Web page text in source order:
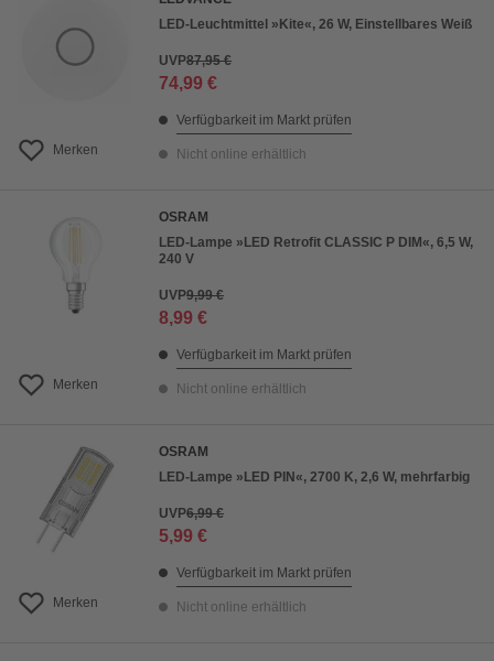
Merken
LED-Leuchtmittel »Kite«, 26 W, Einstellbares Weiß
UVP87,95 €
74,99 €
Verfügbarkeit im Markt prüfen
Nicht online erhältlich
Merken
OSRAM
LED-Lampe »LED Retrofit CLASSIC P DIM«, 6,5 W,
240 V
UVP9,99 €
8,99 €
Verfügbarkeit im Markt prüfen
Nicht online erhältlich
Merken
OSRAM
LED-Lampe »LED PIN«, 2700 K, 2,6 W, mehrfarbig
UVP6,99 €
5,99 €
Verfügbarkeit im Markt prüfen
Nicht online erhältlich